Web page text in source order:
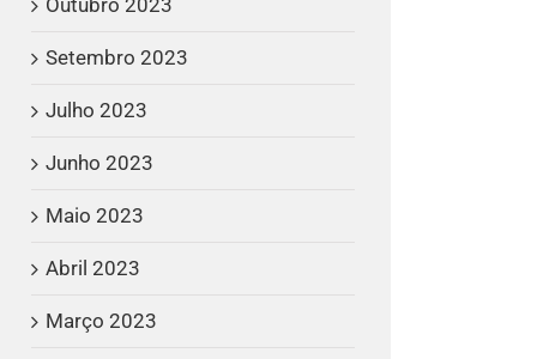
Setembro 2023
Julho 2023
Junho 2023
Maio 2023
Abril 2023
Março 2023